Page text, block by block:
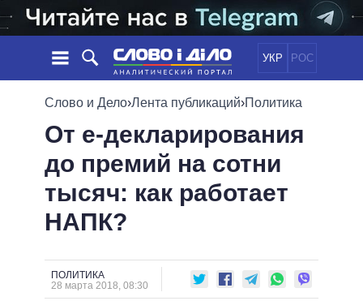
УКР РОС
НОВОСТИ
ЛЕНТА
СОБЫТИЯ
СТАТЬИ
ОБЗОРЫ
ДАЙДЖЕСТЫ
ПОЛИТИКА
ЭКОНОМИКА
ОБЩЕСТВО
ОБЕЩАНИЯ
ПОЛИТИКИ
ВСЕ ПОЛИТИКИ
ПРЕЗИДЕНТ И ОФИС
ВЕРХОВНАЯ РАДА
КАБИНЕТ МИНИСТРОВ
ИНФОГРАФИКА
ПОДДЕРЖАТЬ
Слово и Дело›Лента публикаций›Политика
От е-декларирования
до премий на сотни
тысяч: как работает
НАПК?
ПОЛИТИКА
28 марта 2018, 08:30